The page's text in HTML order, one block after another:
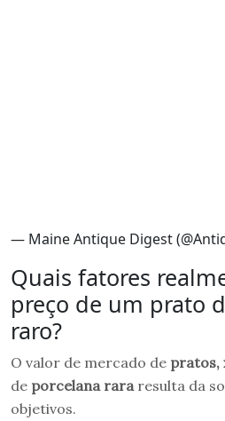
— Maine Antique Digest
Quais fatores
preço de um prato
raro?
O valor de mercado de pratos,
de porcelana rararesulta da
objetivos.